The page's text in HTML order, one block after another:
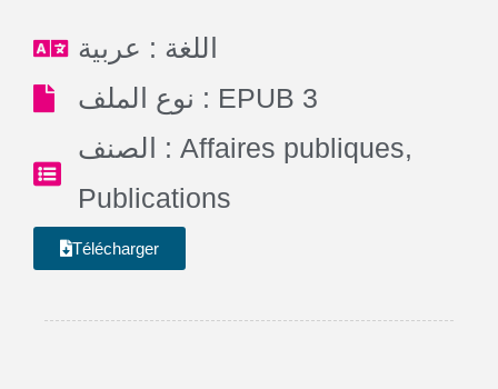
اللغة : عربية
نوع الملف : EPUB 3
الصنف : Affaires publiques,
Publications
Télécharger